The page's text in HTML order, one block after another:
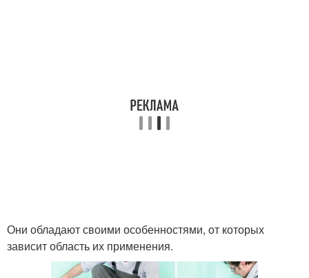
Они обладают своими особенностями, от которых
зависит область их применения.